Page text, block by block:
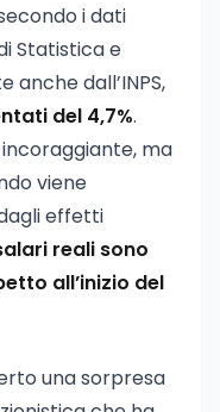
i dati
Statistica e
dall’INPS,
del 4,7%.
ma
viene
effetti
reali sono
all’inizio del
una sorpresa